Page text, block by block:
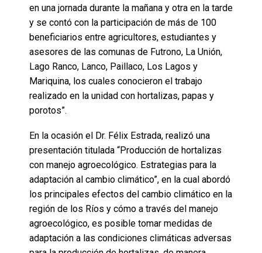
en una jornada durante la mañana y otra en la tarde
y se contó con la participación de más de 100
beneficiarios entre agricultores, estudiantes y
asesores de las comunas de Futrono, La Unión,
Lago Ranco, Lanco, Paillaco, Los Lagos y
Mariquina, los cuales conocieron el trabajo
realizado en la unidad con hortalizas, papas y
porotos”.
En la ocasión el Dr. Félix Estrada, realizó una
presentación titulada “Producción de hortalizas
con manejo agroecológico. Estrategias para la
adaptación al cambio climático”, en la cual abordó
los principales efectos del cambio climático en la
región de los Ríos y cómo a través del manejo
agroecológico, es posible tomar medidas de
adaptación a las condiciones climáticas adversas